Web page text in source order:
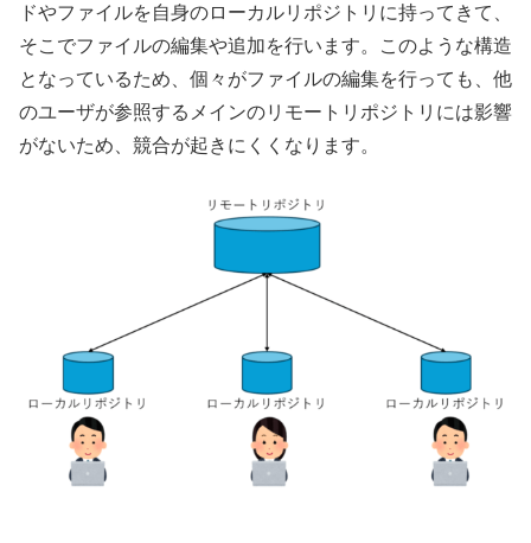
ドやファイルを自身のローカルリポジトリに持ってきて、
そこでファイルの編集や追加を行います。このような構造
となっているため、個々がファイルの編集を行っても、他
のユーザが参照するメインのリモートリポジトリには影響
がないため、競合が起きにくくなります。